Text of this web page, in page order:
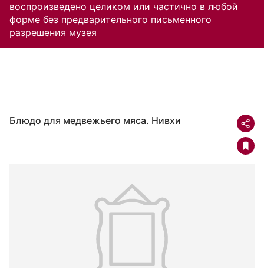
воспроизведено целиком или частично в любой
форме без предварительного письменного
разрешения музея
Блюдо для медвежьего мяса. Нивхи